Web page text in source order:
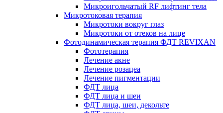
Микроигольчатый RF лифтинг тела
Микротоковая терапия
Микротоки вокруг глаз
Микротоки от отеков на лице
Фотодинамическая терапия ФДТ REVIXAN
Фототерапия
Лечение акне
Лечение розацеа
Лечение пигментации
ФДТ лица
ФДТ лица и шеи
ФДТ лица, шеи, декольте